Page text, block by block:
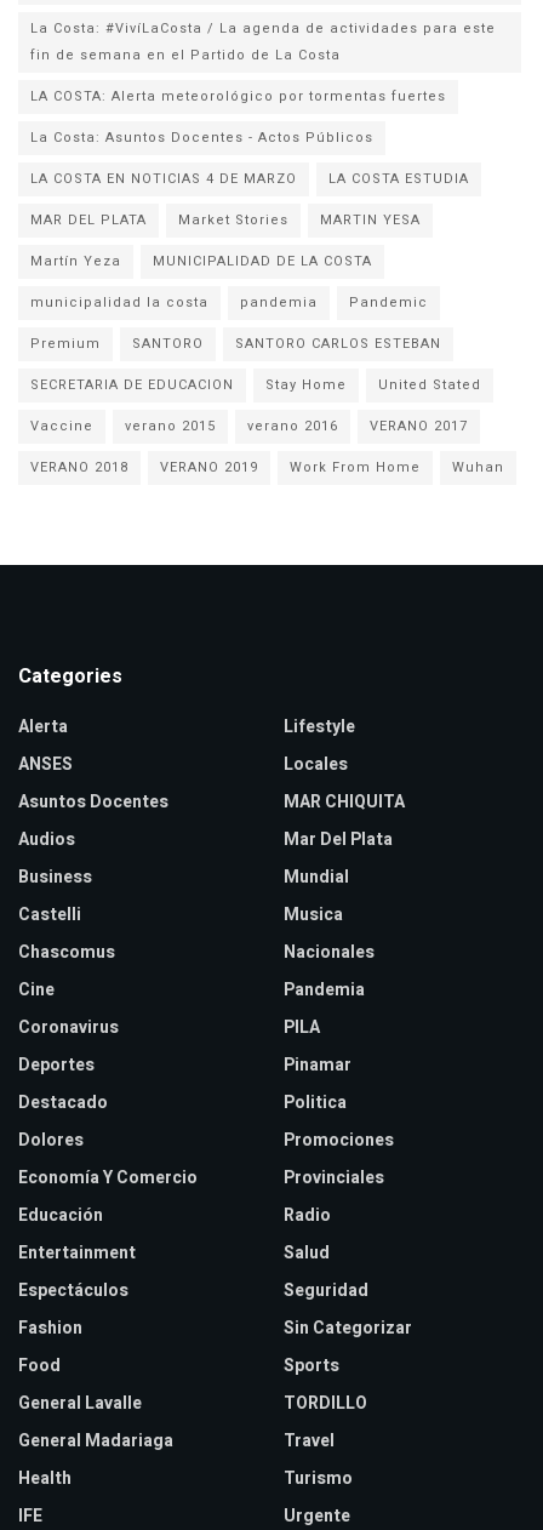
La Costa: #VivíLaCosta / La agenda de actividades para este
fin de semana en el Partido de La Costa
LA COSTA: Alerta meteorológico por tormentas fuertes
La Costa: Asuntos Docentes - Actos Públicos
LA COSTA EN NOTICIAS 4 DE MARZO
LA COSTA ESTUDIA
MAR DEL PLATA
Market Stories
MARTIN YESA
Martín Yeza
MUNICIPALIDAD DE LA COSTA
municipalidad la costa
pandemia
Pandemic
Premium
SANTORO
SANTORO CARLOS ESTEBAN
SECRETARIA DE EDUCACION
Stay Home
United Stated
Vaccine
verano 2015 verano 2016
VERANO 2017
VERANO 2018
VERANO 2019 Work From Home Wuhan
Categories
Alerta
ANSES
Asuntos Docentes
Audios
Business
Castelli
Chascomus
Cine
Coronavirus
Deportes
Destacado
Dolores
Economía Y Comercio
Educación
Entertainment
Espectáculos
Fashion
Food
General Lavalle
General Madariaga
Health
IFE
Lifestyle
Locales
MAR CHIQUITA
Mar Del Plata
Mundial
Musica
Nacionales
Pandemia
PILA
Pinamar
Politica
Promociones
Provinciales
Radio
Salud
Seguridad
Sin Categorizar
Sports
TORDILLO
Travel
Turismo
Urgente